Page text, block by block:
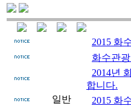
2015 화
화수관
2014년
합니다.
일반
2015 화